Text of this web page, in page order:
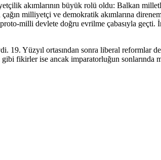
akımlarının büyük rolü oldu: Balkan
milliyetçi ve demokratik akımlarına
milli devlete doğru evrilme çabasıyla geçti.
19. Yüzyıl ortasından sonra liberal
fikirler ise ancak imparatorluğun